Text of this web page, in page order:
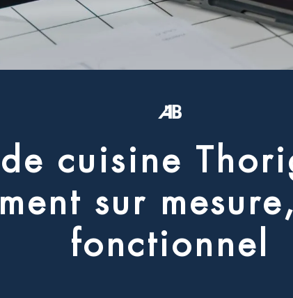
de cuisine Thori
ment sur mesure,
fonctionnel